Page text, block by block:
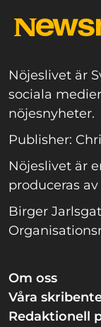
Nöjeslivet är
sociala
nöjesnyheter.
Publisher:
Nöjeslivet är
produceras
Birger
Om oss
Våra
Redaktionell